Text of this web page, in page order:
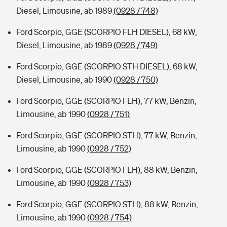
Diesel, Limousine, ab 1989(0928 / 748)
Ford Scorpio, GGE (SCORPIO FLH DIESEL), 68 kW,
Diesel, Limousine, ab 1989(0928 / 749)
Ford Scorpio, GGE (SCORPIO STH DIESEL), 68 kW,
Diesel, Limousine, ab 1990(0928 / 750)
Ford Scorpio, GGE (SCORPIO FLH), 77 kW, Benzin,
Limousine, ab 1990(0928 / 751)
Ford Scorpio, GGE (SCORPIO STH), 77 kW, Benzin,
Limousine, ab 1990(0928 / 752)
Ford Scorpio, GGE (SCORPIO FLH), 88 kW, Benzin,
Limousine, ab 1990(0928 / 753)
Ford Scorpio, GGE (SCORPIO STH), 88 kW, Benzin,
Limousine, ab 1990(0928 / 754)